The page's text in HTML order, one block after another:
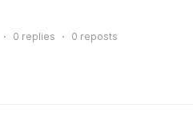
0 replies 0 reposts